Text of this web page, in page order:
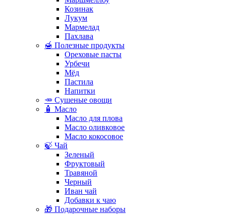
Козинак
Лукум
Мармелад
Пахлава
🍯 Полезные продукты
Ореховые пасты
Урбечи
Мёд
Пастила
Напитки
🥕 Сушеные овощи
🧴 Масло
Масло для плова
Масло оливковое
Масло кокосовое
🍃 Чай
Зеленый
Фруктовый
Травяной
Черный
Иван чай
Добавки к чаю
🎁 Подарочные наборы